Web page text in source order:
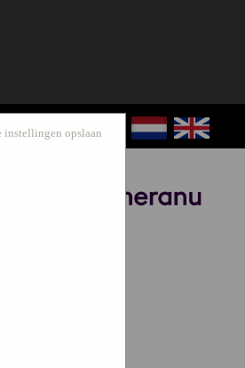
instellingen opslaan